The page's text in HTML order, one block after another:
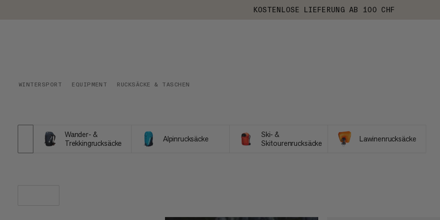
KOSTENLOSE LIEFERUNG AB 100 CHF
WINTERSPORT EQUIPMENT RUCKSÄCKE & TASCHEN
Wander- &
Trekkingrucksäcke
Alpinrucksäcke
Ski- &
Skitourenrucksäcke
Lawinenrucksäcke